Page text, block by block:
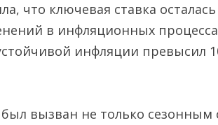
что ключевая ставка
в инфляционных
инфляции превысил
был вызван не только